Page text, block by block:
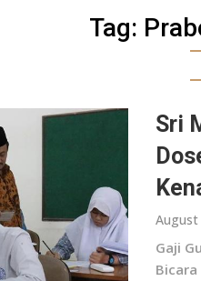
Tag:
Sri
August
Gaji